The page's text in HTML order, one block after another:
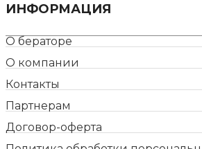
ИНФОРМАЦИЯ
О бераторе
О компании
Контакты
Партнерам
Договор-оферта